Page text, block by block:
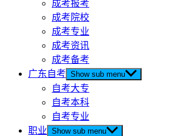
成考报考
成考院校
成考专业
成考资讯
成考备考
广东自考 Show sub menu
自考大专
自考本科
自考专业
职业 Show sub menu